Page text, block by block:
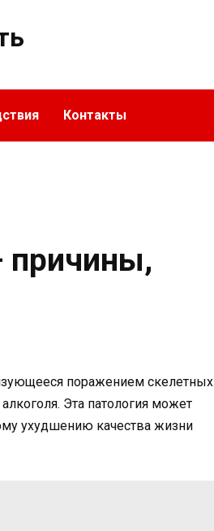
Контакты
причины,
поражением скелетных
Эта патология может
ухудшению качества жизни